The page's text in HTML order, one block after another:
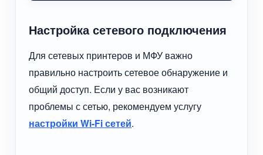
Настройка сетевого подключения
Для сетевых принтеров и МФУ важно
правильно настроить сетевое обнаружение и
общий доступ. Если у вас возникают
проблемы с сетью, рекомендуем услугу
настройки Wi-Fi сетей.